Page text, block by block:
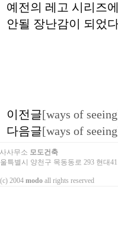
예전의 레고 시리즈
안될 장난감이 되었
이전글[ways of
다음글[ways of
사무소 모도건축
특별시 양천구 목동동로 293 현대41
2004 modo all rights reserved